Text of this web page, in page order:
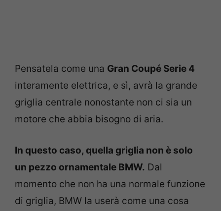
Pensatela come una Gran Coupé Serie 4
interamente elettrica, e sì, avrà la grande
griglia centrale nonostante non ci sia un
motore che abbia bisogno di aria.
In questo caso, quella griglia non è solo
un pezzo ornamentale BMW. Dal
momento che non ha una normale funzione
di griglia, BMW la userà come una cosa